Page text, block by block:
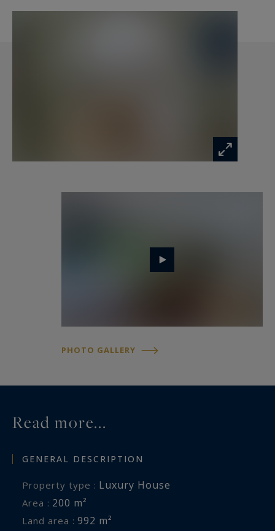
PHOTO GALLERY
Read more...
GENERAL DESCRIPTION
Property type : Luxury House
Area : 200 m²
Land area : 992 m²